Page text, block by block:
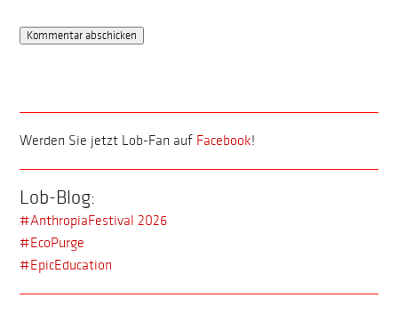
Werden Sie jetzt Lob-Fan auf Facebook!
Lob-Blog:
#AnthropiaFestival 2026
#EcoPurge
#EpicEducation